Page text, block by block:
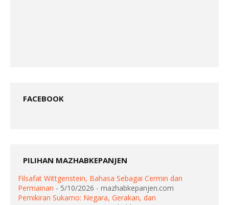
FACEBOOK
PILIHAN MAZHABKEPANJEN
Filsafat Wittgenstein, Bahasa Sebagai Cermin dan
Permainan - 5/10/2026 - mazhabkepanjen.com
Pemikiran Sukarno: Negara, Gerakan, dan